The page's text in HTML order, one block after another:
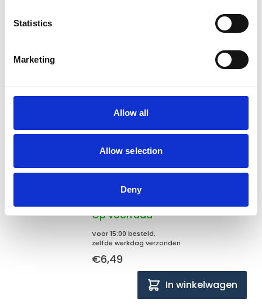
Statistics
Marketing
Allow all
Allow selection
Deny
€6,99
Flamingo
eendennekken 150gr
Op voorraad
Voor 15:00 besteld,
zelfde werkdag verzonden
€6,49
In winkelwagen